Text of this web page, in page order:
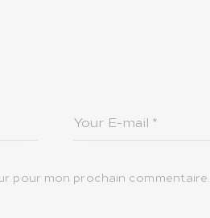
pour mon prochain commentaire.